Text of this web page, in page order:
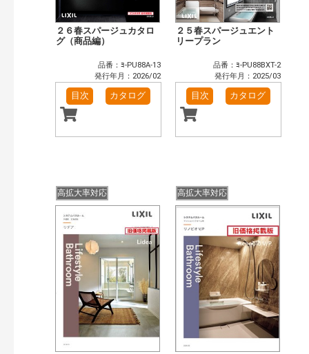
窓・シャッター（1）
玄関ドア・引戸（5）
インテリア建材（6）
浴室（10）
太陽光発電・屋根・外壁（1）
発行年で検索
２６春スパージュカタロ
グ（商品編）
品番：ﾖ-PU88A-13
発行年月：2026/02
目次 カタログ
２５春スパージュエント
リープラン
品番：ﾖ-PU88BXT-2
発行年月：2025/03
目次 カタログ
高拡大率対応 高拡大率対応